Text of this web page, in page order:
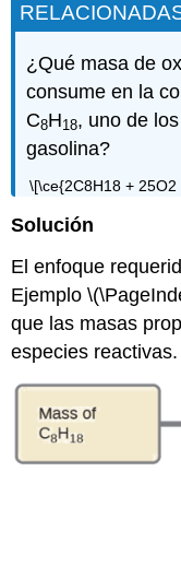
¿Qué masa de
consume en la
C8H18, uno de
gasolina?
\[\ce{2C8H18 +
Solución
El enfoque
Ejemplo
que las masas
especies reactivas.